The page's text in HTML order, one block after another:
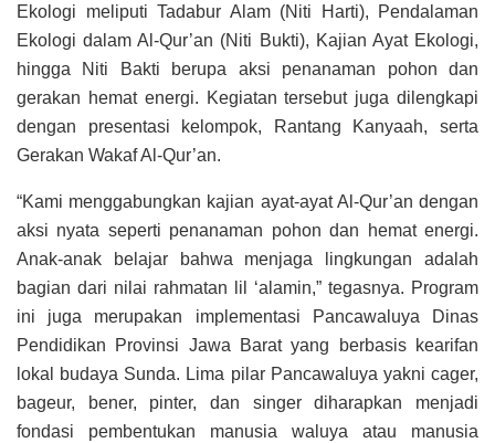
Ekologi meliputi Tadabur Alam (Niti Harti), Pendalaman
Ekologi dalam Al-Qur’an (Niti Bukti), Kajian Ayat Ekologi,
hingga Niti Bakti berupa aksi penanaman pohon dan
gerakan hemat energi. Kegiatan tersebut juga dilengkapi
dengan presentasi kelompok, Rantang Kanyaah, serta
Gerakan Wakaf Al-Qur’an.
“Kami menggabungkan kajian ayat-ayat Al-Qur’an dengan
aksi nyata seperti penanaman pohon dan hemat energi.
Anak-anak belajar bahwa menjaga lingkungan adalah
bagian dari nilai rahmatan lil ‘alamin,” tegasnya. Program
ini juga merupakan implementasi Pancawaluya Dinas
Pendidikan Provinsi Jawa Barat yang berbasis kearifan
lokal budaya Sunda. Lima pilar Pancawaluya yakni cager,
bageur, bener, pinter, dan singer diharapkan menjadi
fondasi pembentukan manusia waluya atau manusia